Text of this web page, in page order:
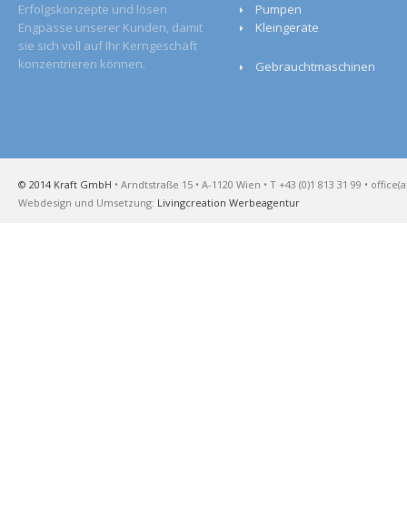
Erfolgskonzepte und lösen
Engpässe unserer Kunden, damit
sie sich voll auf Ihr Kerngeschäft
konzentrieren können.
Pumpen
Kleingeräte
Gebrauchtmaschinen
© 2014 Kraft GmbH • Arndtstraße 15 • A-1120 Wien • T +43 (0)1 813 31 99 •
Webdesign und Umsetzung: Livingcreation Werbeagentur